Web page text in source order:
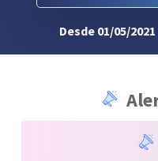
Desde 01/05/2021